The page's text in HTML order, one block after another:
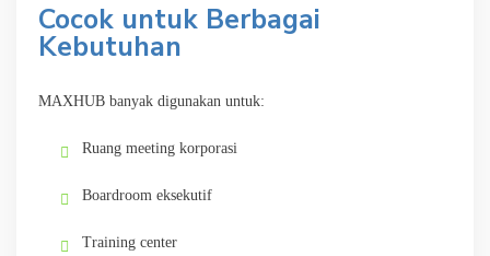
Cocok untuk Berbagai
Kebutuhan
MAXHUB banyak digunakan untuk:
Ruang meeting korporasi
Boardroom eksekutif
Training center